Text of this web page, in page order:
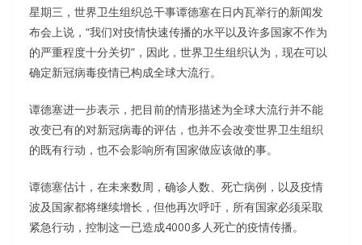
星期三，世界卫生组织总干事谭德塞在日内瓦举行的新闻发
布会上说，“我们对疫情快速传播的水平以及许多国家不作为
的严重程度十分关切”，因此，世界卫生组织认为，现在可以
确定新冠病毒疫情已构成全球大流行。
谭德塞进一步表示，把目前的情形描述为全球大流行并不能
改变已有的对新冠病毒的评估，也并不会改变世界卫生组织
的既有行动，也不会影响所有国家做应该做的事。
谭德塞估计，在未来数周，确诊人数、死亡病例，以及疫情
波及国家都将继续增长，但他再次呼吁，所有国家必须采取
紧急行动，控制这一已造成4000多人死亡的疫情传播。